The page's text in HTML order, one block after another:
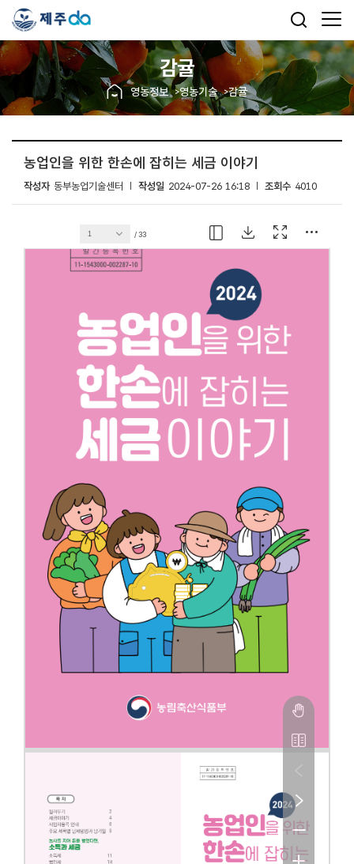
감귤
영농정보 영농기술 감귤
농업인을 위한 한손에 잡히는 세금 이야기
작성자 동부농업기술센터 작성일 2024-07-26 16:18 조회수 4010